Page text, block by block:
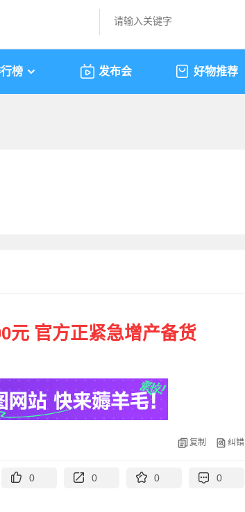
榜 发布会 好物推荐
元 官方正紧急增产备货
复制 纠错
0 0 0 0